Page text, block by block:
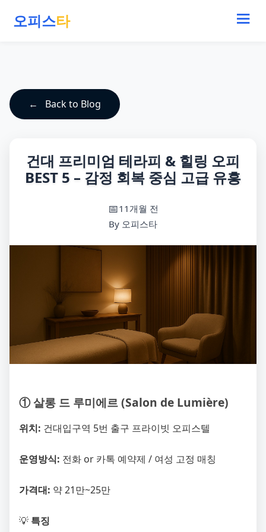
오피스타
Back to Blog
건대 프리미엄 테라피 & 힐링 오피
BEST 5 – 감정 회복 중심 고급 유흥
11개월 전
By 오피스타
① 살롱 드 루미에르 (Salon de Lumière)
위치: 건대입구역 5번 출구 프라이빗 오피스텔
운영방식: 전화 or 카톡 예약제 / 여성 고정 매칭
가격대: 약 21만~25만
💡 특징